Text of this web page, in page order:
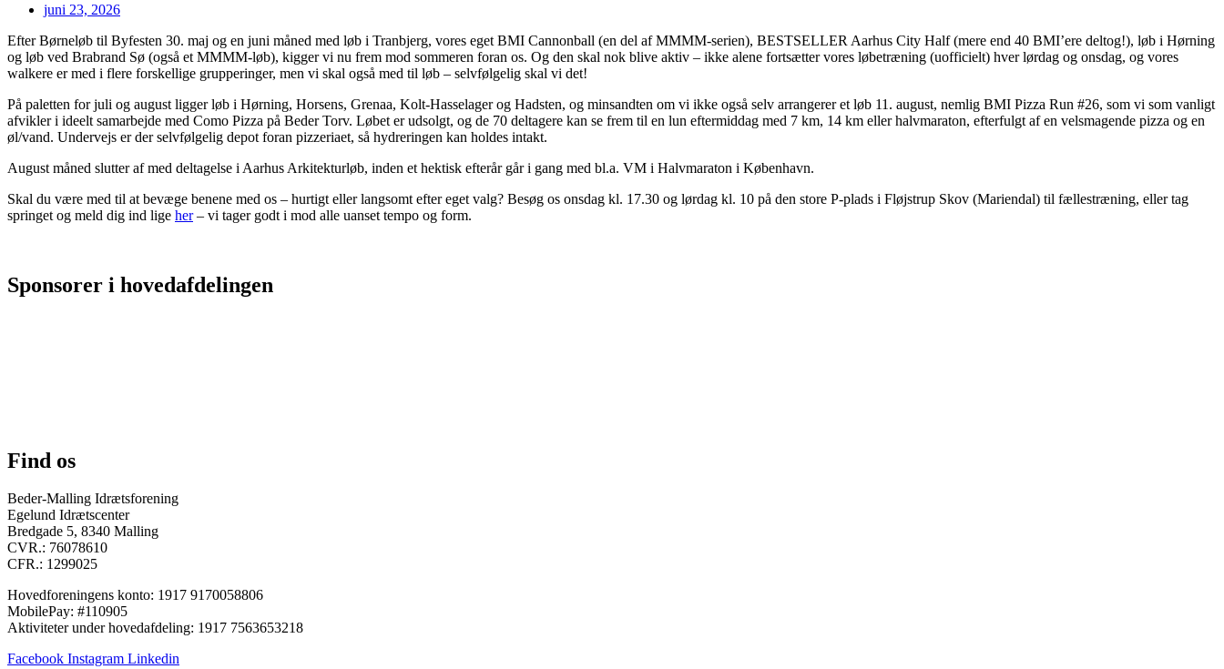
juni 23, 2026
Efter Børneløb til Byfesten 30. maj og en juni måned med løb i Tranbjerg, vores eget BMI Cannonball (en del af MMMM-serien), BESTSELLER Aarhus City Half (mere end 40 BMI’ere deltog!), løb i Hørning
og løb ved Brabrand Sø (også et MMMM-løb), kigger vi nu frem mod sommeren foran os. Og den skal nok blive aktiv – ikke alene fortsætter vores løbetræning (uofficielt) hver lørdag og onsdag, og vores
walkere er med i flere forskellige grupperinger, men vi skal også med til løb – selvfølgelig skal vi det!
På paletten for juli og august ligger løb i Hørning, Horsens, Grenaa, Kolt-Hasselager og Hadsten, og minsandten om vi ikke også selv arrangerer et løb 11. august, nemlig BMI Pizza Run #26, som vi som vanligt
afvikler i ideelt samarbejde med Como Pizza på Beder Torv. Løbet er udsolgt, og de 70 deltagere kan se frem til en lun eftermiddag med 7 km, 14 km eller halvmaraton, efterfulgt af en velsmagende pizza og en
øl/vand. Undervejs er der selvfølgelig depot foran pizzeriaet, så hydreringen kan holdes intakt.
August måned slutter af med deltagelse i Aarhus Arkitekturløb, inden et hektisk efterår går i gang med bl.a. VM i Halvmaraton i København.
Skal du være med til at bevæge benene med os – hurtigt eller langsomt efter eget valg? Besøg os onsdag kl. 17.30 og lørdag kl. 10 på den store P-plads i Fløjstrup Skov (Mariendal) til fællestræning, eller tag
springet og meld dig ind lige her– vi tager godt i mod alle uanset tempo og form.
Sponsorer i hovedafdelingen
Find os
Beder-Malling Idrætsforening
Egelund Idrætscenter
Bredgade 5, 8340 Malling
CVR.: 76078610
CFR.: 1299025
Hovedforeningens konto: 1917 9170058806
MobilePay: #110905
Aktiviteter under hovedafdeling: 1917 7563653218
Facebook Instagram Linkedin